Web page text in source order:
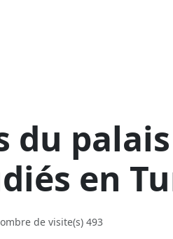
du palais
en
de visite(s) 493